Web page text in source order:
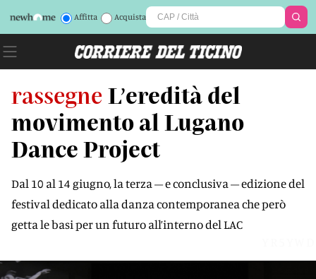
Affitta Acquista
rassegne L’eredità del
movimento al Lugano
Dance Project
Dal 10 al 14 giugno, la terza – e conclusiva – edizione del
festival dedicato alla danza contemporanea che però
getta le basi per un futuro all’interno del LAC